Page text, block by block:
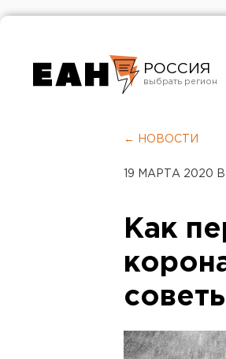
РОССИЯ
Челябинск
← НОВОСТИ
19 МАРТА 2020 В
Как